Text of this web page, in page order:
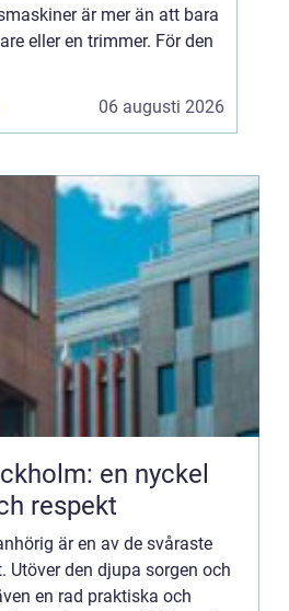
är mer än att bara
eller en trimmer. För den
06 augusti 2026
en nyckel
respekt
är en av de svåraste
Utöver den djupa sorgen och
en rad praktiska och